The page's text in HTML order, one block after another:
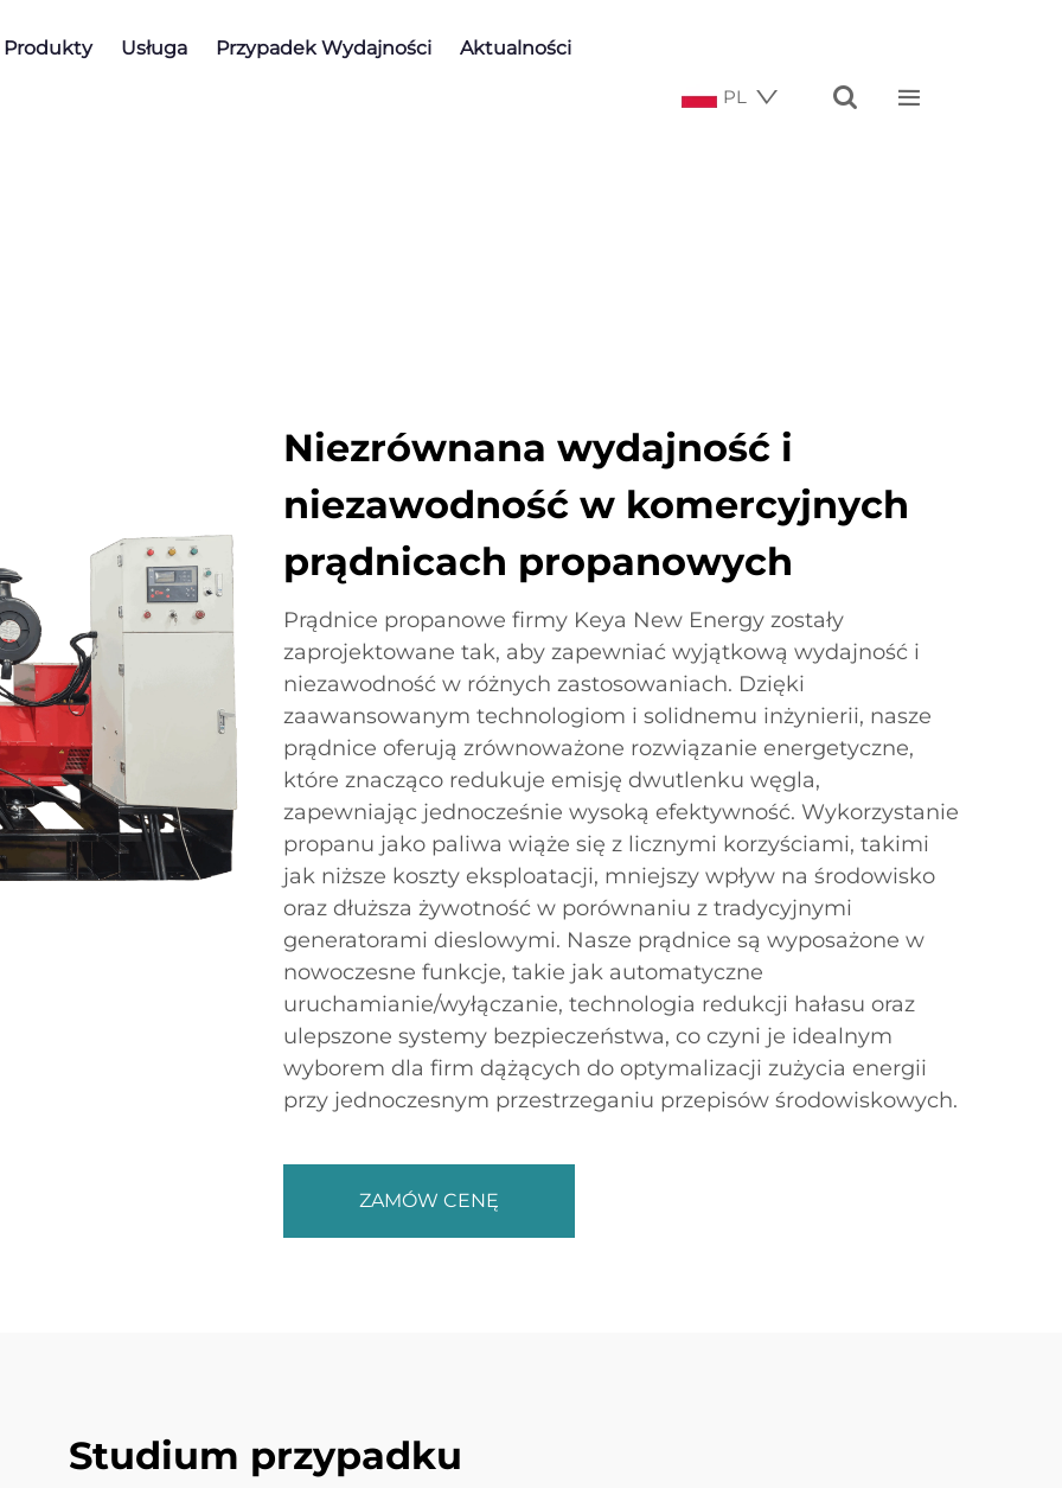
Produkty Usługa Przypadek Wydajności Aktualności
PL  
Niezrównana wydajność i
niezawodność w komercyjnych
prądnicach propanowych
Prądnice propanowe firmy Keya New Energy zostały
zaprojektowane tak, aby zapewniać wyjątkową wydajność i
niezawodność w różnych zastosowaniach. Dzięki
zaawansowanym technologiom i solidnemu inżynierii, nasze
prądnice oferują zrównoważone rozwiązanie energetyczne,
które znacząco redukuje emisję dwutlenku węgla,
zapewniając jednocześnie wysoką efektywność. Wykorzystanie
propanu jako paliwa wiąże się z licznymi korzyściami, takimi
jak niższe koszty eksploatacji, mniejszy wpływ na środowisko
oraz dłuższa żywotność w porównaniu z tradycyjnymi
generatorami dieslowymi. Nasze prądnice są wyposażone w
nowoczesne funkcje, takie jak automatyczne
uruchamianie/wyłączanie, technologia redukcji hałasu oraz
ulepszone systemy bezpieczeństwa, co czyni je idealnym
wyborem dla firm dążących do optymalizacji zużycia energii
przy jednoczesnym przestrzeganiu przepisów środowiskowych.
ZAMÓW CENĘ
Studium przypadku